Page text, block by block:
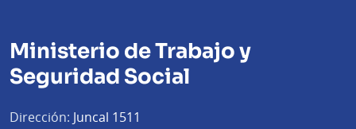
Ministerio de Trabajo y
Seguridad Social
Dirección: Juncal 1511